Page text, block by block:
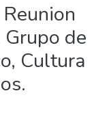
de
Cultura